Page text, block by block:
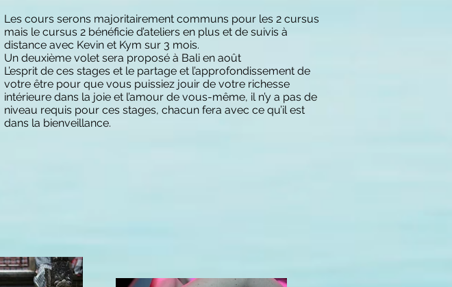
Les cours serons majoritairement communs pour les 2 cursus
mais le cursus 2 bénéficie d’ateliers en plus et de suivis à
distance avec Kevin et Kym sur 3 mois.
Un deuxième volet sera proposé à Bali en août
L’esprit de ces stages et le partage et l’approfondissement de
votre être pour que vous puissiez jouir de votre richesse
intérieure dans la joie et l’amour de vous-même, il n’y a pas de
niveau requis pour ces stages, chacun fera avec ce qu’il est
dans la bienveillance.